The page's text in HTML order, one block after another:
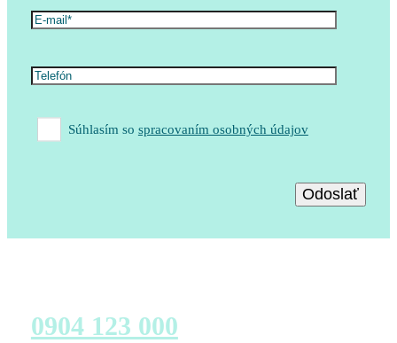
Súhlasím so spracovaním osobných údajov
0904 123 000